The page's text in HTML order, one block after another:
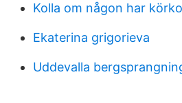
Kolla om någon har
Ekaterina grigorieva
Uddevalla